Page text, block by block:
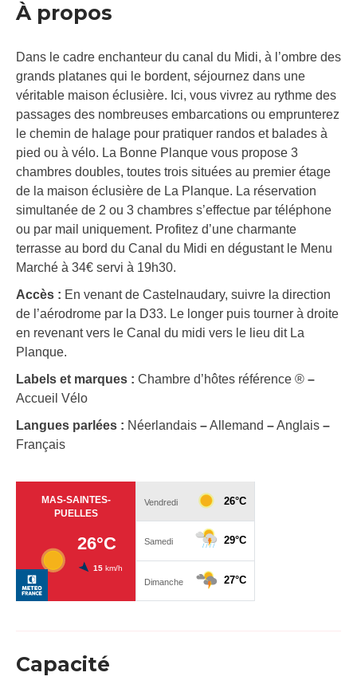
À propos
Dans le cadre enchanteur du canal du Midi, à l’ombre des
grands platanes qui le bordent, séjournez dans une
véritable maison éclusière. Ici, vous vivrez au rythme des
passages des nombreuses embarcations ou emprunterez
le chemin de halage pour pratiquer randos et balades à
pied ou à vélo. La Bonne Planque vous propose 3
chambres doubles, toutes trois situées au premier étage
de la maison éclusière de La Planque. La réservation
simultanée de 2 ou 3 chambres s’effectue par téléphone
ou par mail uniquement. Profitez d’une charmante
terrasse au bord du Canal du Midi en dégustant le Menu
Marché à 34€ servi à 19h30.
Accès : En venant de Castelnaudary, suivre la direction
de l’aérodrome par la D33. Le longer puis tourner à droite
en revenant vers le Canal du midi vers le lieu dit La
Planque.
Labels et marques : Chambre d’hôtes référence ® –
Accueil Vélo
Langues parlées : Néerlandais –Allemand –Anglais –
Français
Capacité